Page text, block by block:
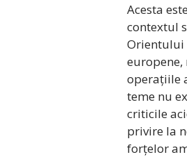
Acesta este
contextul
Orientului
operațiile
teme nu
criticile
privire la
forțelor